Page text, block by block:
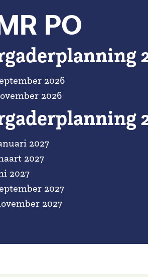
PO
2026
2026
2027
2027
2027
2027
2027